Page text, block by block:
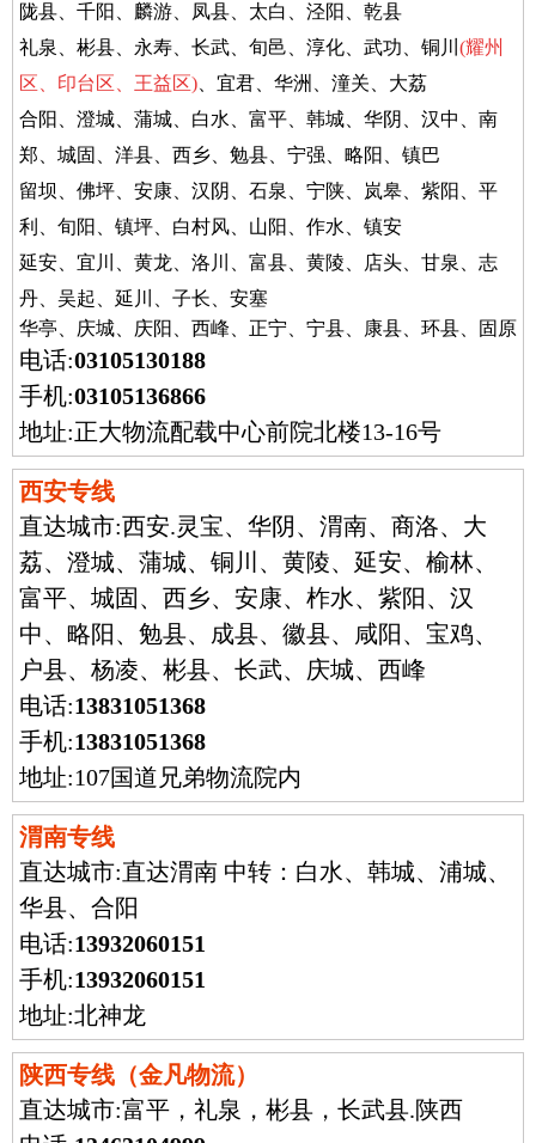
陇县、千阳、麟游、凤县、太白、泾阳、乾县
礼泉、彬县、永寿、长武、旬邑、淳化、武功、铜川 (耀州
区、印台区、王益区) 、宜君、华洲、潼关、大荔
合阳、澄城、蒲城、白水、富平、韩城、华阴、汉中、南
郑、城固、洋县、西乡、勉县、宁强、略阳、镇巴
留坝、佛坪、安康、汉阴、石泉、宁陕、岚皋、紫阳、平
利、旬阳、镇坪、白村风、山阳、作水、镇安
延安、宜川、黄龙、洛川、富县、黄陵、店头、甘泉、志
丹、吴起、延川、子长、安塞
华亭、庆城、庆阳、西峰、正宁、宁县、康县、环县、固原
电话:03105130188
手机:03105136866
地址:正大物流配载中心前院北楼13-16号
西安专线
直达城市:西安.灵宝、华阴、渭南、商洛、大
荔、澄城、蒲城、铜川、黄陵、延安、榆林、
富平、城固、西乡、安康、柞水、紫阳、汉
中、略阳、勉县、成县、徽县、咸阳、宝鸡、
户县、杨凌、彬县、长武、庆城、西峰
电话:13831051368
手机:13831051368
地址:107国道兄弟物流院内
渭南专线
直达城市:直达渭南 中转：白水、韩城、浦城、
华县、合阳
电话:13932060151
手机:13932060151
地址:北神龙
陕西专线（金凡物流）
直达城市:富平，礼泉，彬县，长武县.陕西